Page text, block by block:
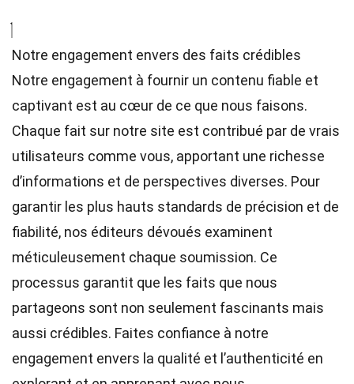
Notre engagement envers des faits crédibles
Notre engagement à fournir un contenu fiable et
captivant est au cœur de ce que nous faisons.
Chaque fait sur notre site est contribué par de vrais
utilisateurs comme vous, apportant une richesse
d’informations et de perspectives diverses. Pour
garantir les plus hauts standards de précision et de
fiabilité, nos éditeurs dévoués examinent
méticuleusement chaque soumission. Ce
processus garantit que les faits que nous
partageons sont non seulement fascinants mais
aussi crédibles. Faites confiance à notre
engagement envers la qualité et l’authenticité en